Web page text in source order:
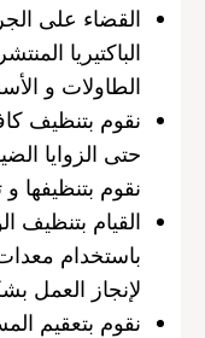
القضاء على
الباكتيريا
الطاولات و
نقوم بتنظيف
حتى الزوايا
نقوم بتنظيفها و
القيام بتنظيف
باستخدام
لإنجاز العمل
نقوم بتعقيم